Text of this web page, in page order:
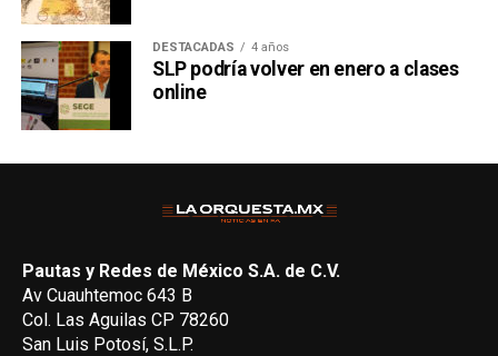
DESTACADAS 4 años
SLP podría volver en enero a clases
online
Pautas y Redes de México S.A. de C.V.
Av Cuauhtemoc 643 B
Col. Las Aguilas CP 78260
San Luis Potosí, S.L.P.